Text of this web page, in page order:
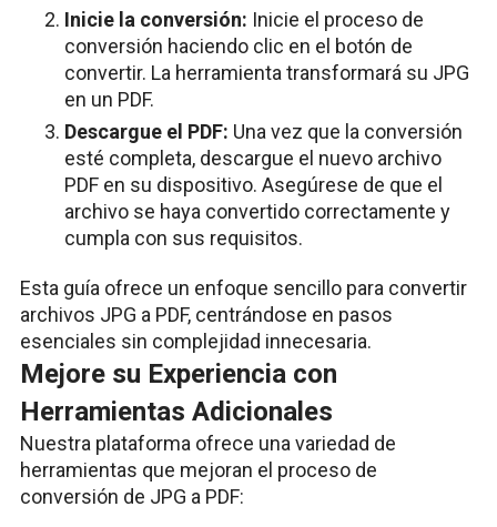
Inicie la conversión: Inicie el proceso de
conversión haciendo clic en el botón de
convertir. La herramienta transformará su JPG
en un PDF.
Descargue el PDF: Una vez que la conversión
esté completa, descargue el nuevo archivo
PDF en su dispositivo. Asegúrese de que el
archivo se haya convertido correctamente y
cumpla con sus requisitos.
Esta guía ofrece un enfoque sencillo para convertir
archivos JPG a PDF, centrándose en pasos
esenciales sin complejidad innecesaria.
Mejore su Experiencia con
Herramientas Adicionales
Nuestra plataforma ofrece una variedad de
herramientas que mejoran el proceso de
conversión de JPG a PDF: